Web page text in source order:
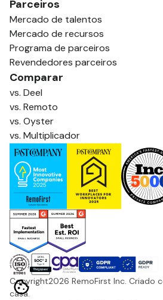
Parceiros
Mercado de talentos
Mercado de recursos
Programa de parceiros
Revendedores parceiros
Comparar
vs. Deel
vs. Remoto
vs. Oyster
vs. Multiplicador
Copyright2026 RemoFirst Inc. Criado
casa.